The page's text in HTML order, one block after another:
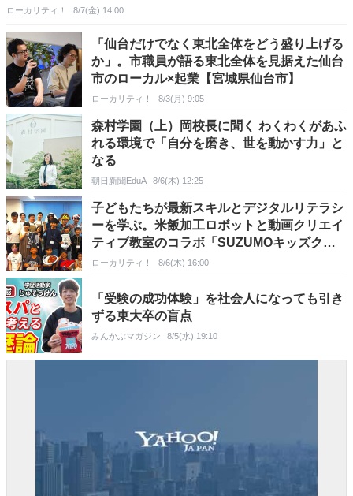
ローカリティ！ 8/7(金) 14:00
「仙台だけでなく東北全体をどう盛り上げる
か」。市職員が語る東北全体を見据えた仙台
市のローカル×起業【宮城県仙台市】
ローカリティ！ 8/3(月) 9:05
森村学園（上）岡校長に聞く わくわくがあふ
れる環境で「自分を磨き、世を動かす力」と
なる
朝日新聞EduA 8/6(木) 12:25
子どもたちが最新スキルとデジタルリテラシ
ーを学ぶ。米飯加工ロボットと動画クリエイ
ティブ教室のコラボ「SUZUMOキッズクリ
エイター」【東京都練馬区】
ローカリティ！ 8/6(木) 16:00
「受験の成功体験」を社会人になっても引き
ずる東大卒の盲点
みんかぶマガジン 8/5(水) 19:10